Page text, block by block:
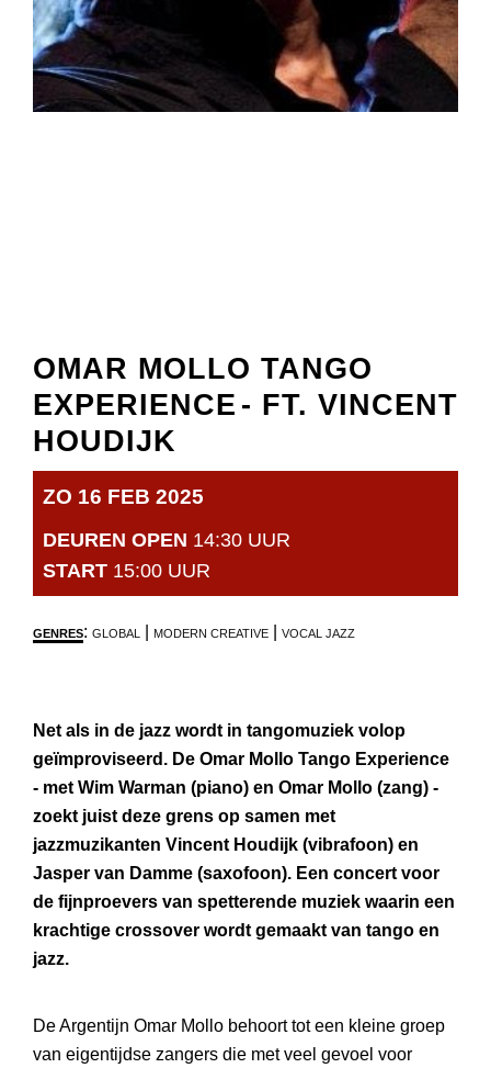
OMAR MOLLO TANGO
EXPERIENCE - FT. VINCENT
HOUDIJK
ZO 16 FEB 2025
DEUREN OPEN 14:30 UUR
START 15:00 UUR
GENRES: GLOBAL MODERN CREATIVE VOCAL JAZZ
Net als in de jazz wordt in tangomuziek volop
geïmproviseerd. De Omar Mollo Tango Experience
- met Wim Warman (piano) en Omar Mollo (zang) -
zoekt juist deze grens op samen met
jazzmuzikanten Vincent Houdijk (vibrafoon) en
Jasper van Damme (saxofoon). Een concert voor
de fijnproevers van spetterende muziek waarin een
krachtige crossover wordt gemaakt van tango en
jazz.
De Argentijn Omar Mollo behoort tot een kleine groep
van eigentijdse zangers die met veel gevoel voor